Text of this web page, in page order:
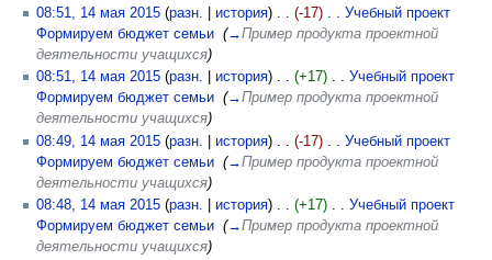
08:51, 14 мая 2015 (разн. история) (-17)
Учебный проект
Формируем бюджет семьи (→Пример продукта проектной
деятельности учащихся)
08:51, 14 мая 2015 (разн. история) (+17)
Учебный проект
Формируем бюджет семьи (→Пример продукта проектной
деятельности учащихся)
08:49, 14 мая 2015 (разн. история) (-17)
Учебный проект
Формируем бюджет семьи (→Пример продукта проектной
деятельности учащихся)
08:48, 14 мая 2015 (разн. история) (+17)
Учебный проект
Формируем бюджет семьи (→Пример продукта проектной
деятельности учащихся)